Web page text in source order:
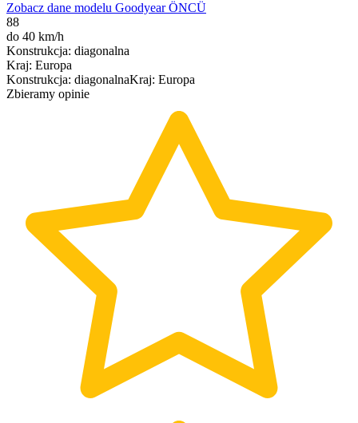
Zobacz dane modelu Goodyear ÖNCÜ
88
do 40 km/h
Konstrukcja: diagonalna
Kraj: Europa
Konstrukcja: diagonalnaKraj: Europa
Zbieramy opinie